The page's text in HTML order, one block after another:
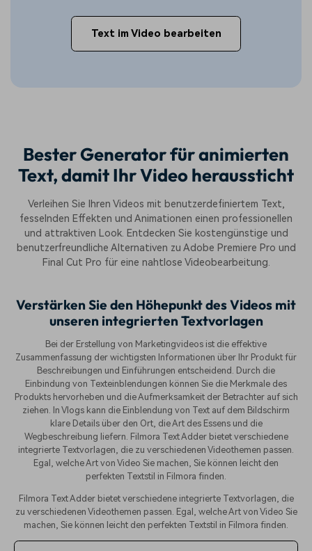
Text im Video bearbeiten
Bester Generator für animierten
Text, damit Ihr Video heraussticht
Verleihen Sie Ihren Videos mit benutzerdefiniertem Text,
fesselnden Effekten und Animationen einen professionellen
und attraktiven Look. Entdecken Sie kostengünstige und
benutzerfreundliche Alternativen zu Adobe Premiere Pro und
Final Cut Pro für eine nahtlose Videobearbeitung.
Verstärken Sie den Höhepunkt des Videos mit
unseren integrierten Textvorlagen
Bei der Erstellung von Marketingvideos ist die effektive
Zusammenfassung der wichtigsten Informationen über Ihr Produkt für
Beschreibungen und Einführungen entscheidend. Durch die
Einbindung von Texteinblendungen können Sie die Merkmale des
Produkts hervorheben und die Aufmerksamkeit der Betrachter auf sich
ziehen. In Vlogs kann die Einblendung von Text auf dem Bildschirm
klare Details über den Ort, die Art des Essens und die
Wegbeschreibung liefern. Filmora Text Adder bietet verschiedene
integrierte Textvorlagen, die zu verschiedenen Videothemen passen.
Egal, welche Art von Video Sie machen, Sie können leicht den
perfekten Textstil in Filmora finden.
Filmora Text Adder bietet verschiedene integrierte Textvorlagen, die
zu verschiedenen Videothemen passen. Egal, welche Art von Video Sie
machen, Sie können leicht den perfekten Textstil in Filmora finden.